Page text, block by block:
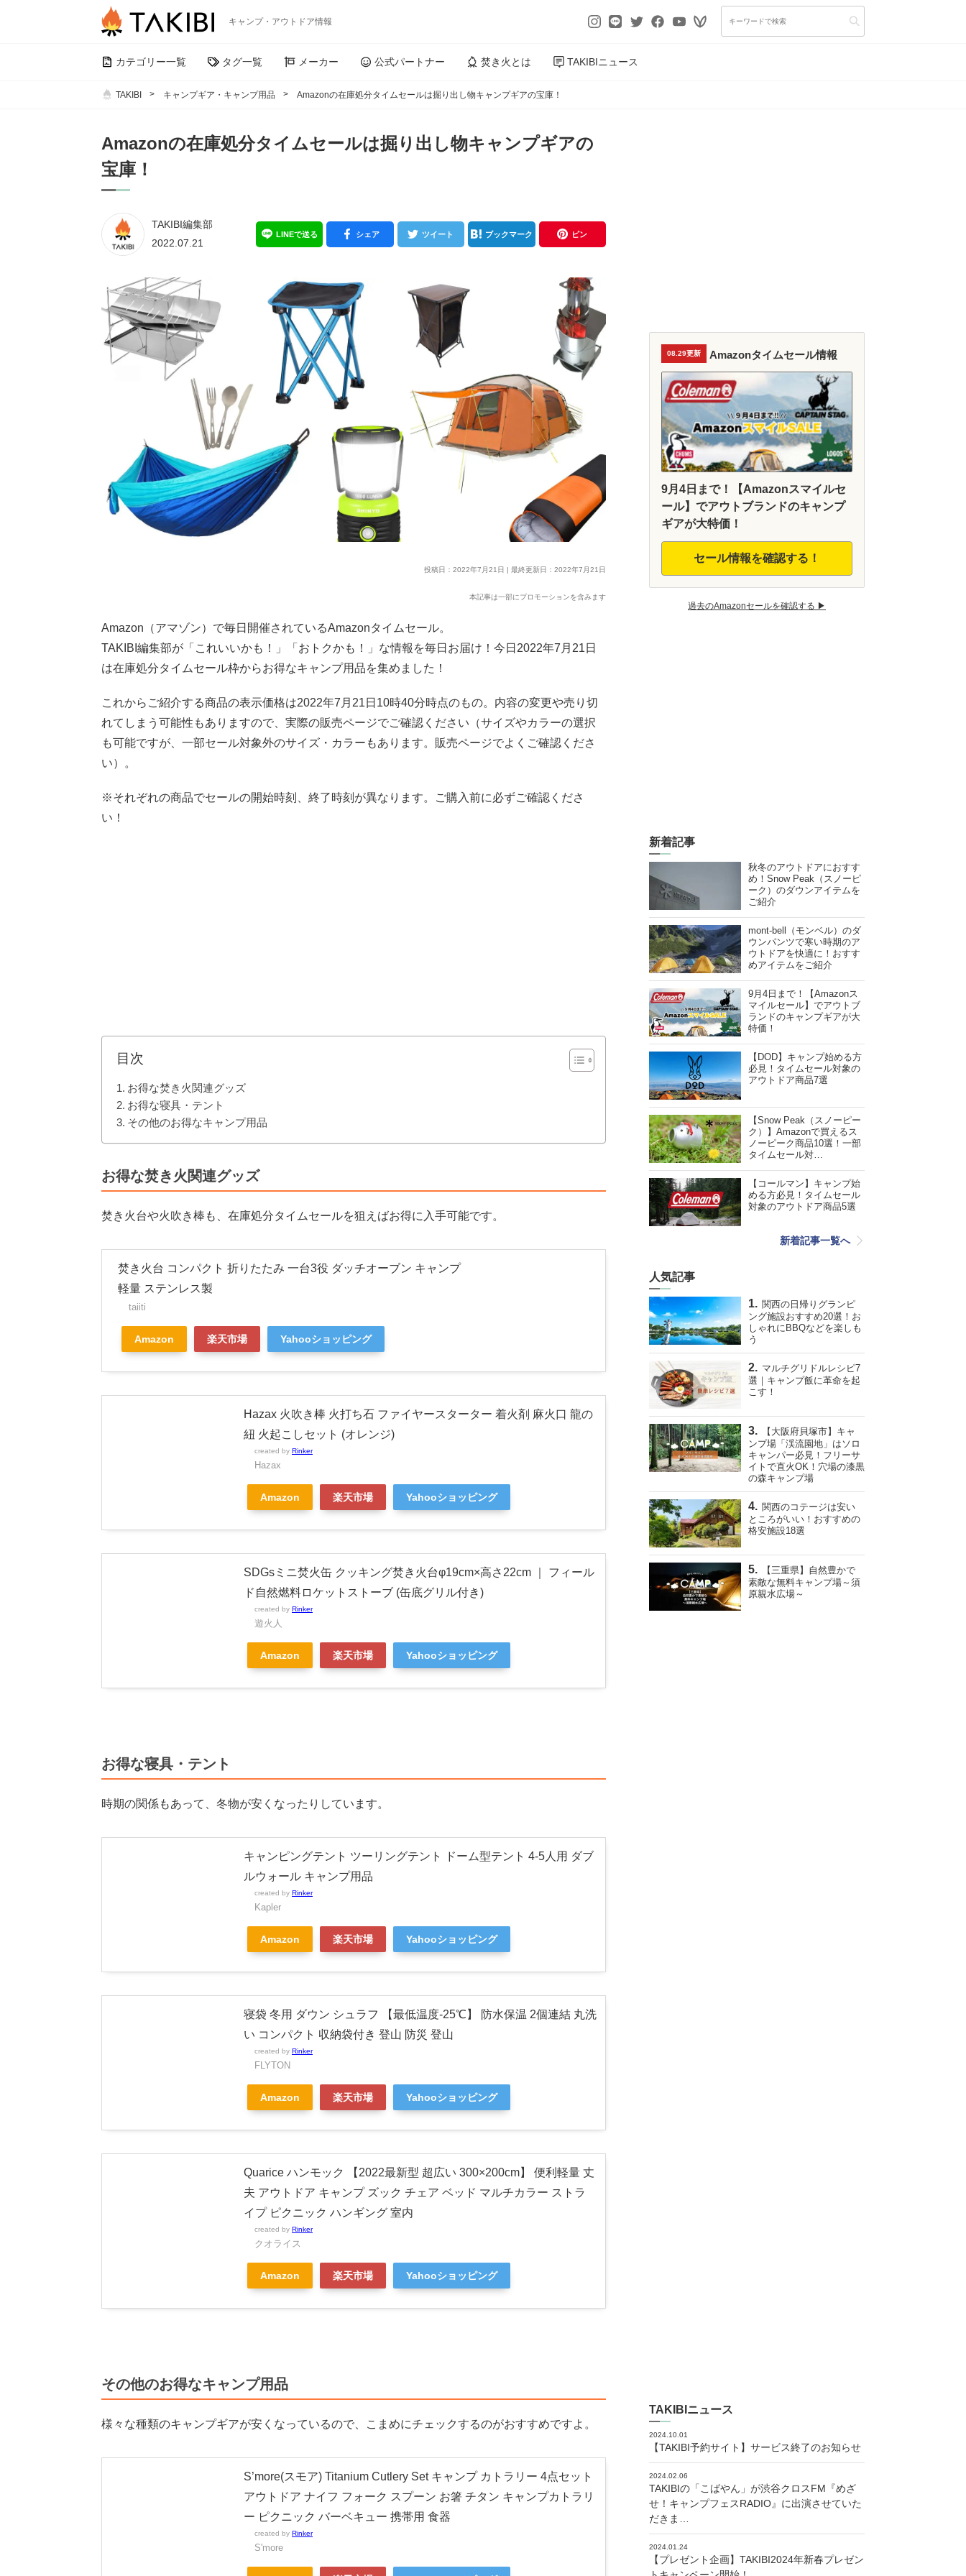
キャンプ・アウトドア情報
カテゴリー一覧 タグ一覧 メーカー 公式パートナー 焚き火とは TAKIBIニュース
TAKIBI キャンプギア・キャンプ用品 Amazonの在庫処分タイムセールは掘り出し物キャンプギアの宝庫！
Amazonの在庫処分タイムセールは掘り出し物キャンプギアの
宝庫！
TAKIBI編集部
2022.07.21
LINEで送る シェア ツイート ブックマーク ピン
投稿日：2022年7月21日 | 最終更新日：2022年7月21日
本記事は一部にプロモーションを含みます
Amazon（アマゾン）で毎日開催されているAmazonタイムセール。
TAKIBI編集部が「これいいかも！」「おトクかも！」な情報を毎日お届け！今日2022年7月21日
は在庫処分タイムセール枠からお得なキャンプ用品を集めました！
これからご紹介する商品の表示価格は2022年7月21日10時40分時点のもの。内容の変更や売り切
れてしまう可能性もありますので、実際の販売ページでご確認ください（サイズやカラーの選択
も可能ですが、一部セール対象外のサイズ・カラーもあります。販売ページでよくご確認くださ
い）。
※それぞれの商品でセールの開始時刻、終了時刻が異なります。ご購入前に必ずご確認くださ
い！
目次
お得な焚き火関連グッズ
お得な寝具・テント
その他のお得なキャンプ用品
お得な焚き火関連グッズ
焚き火台や火吹き棒も、在庫処分タイムセールを狙えばお得に入手可能です。
焚き火台 コンパクト 折りたたみ 一台3役 ダッチオーブン キャンプ
軽量 ステンレス製
taiiti
Amazon 楽天市場 Yahooショッピング
Hazax 火吹き棒 火打ち石 ファイヤースターター 着火剤 麻火口 龍の
紐 火起こしセット (オレンジ)
created by Rinker
Hazax
Amazon 楽天市場 Yahooショッピング
SDGsミニ焚火缶 クッキング焚き火台φ19cm×高さ22cm ｜ フィール
ド自然燃料ロケットストーブ (缶底グリル付き)
created by Rinker
遊火人
Amazon 楽天市場 Yahooショッピング
お得な寝具・テント
時期の関係もあって、冬物が安くなったりしています。
キャンピングテント ツーリングテント ドーム型テント 4-5人用 ダブ
ルウォール キャンプ用品
created by Rinker
Kapler
Amazon 楽天市場 Yahooショッピング
寝袋 冬用 ダウン シュラフ 【最低温度-25℃】 防水保温 2個連結 丸洗
い コンパクト 収納袋付き 登山 防災 登山
created by Rinker
FLYTON
Amazon 楽天市場 Yahooショッピング
Quarice ハンモック 【2022最新型 超広い 300×200cm】 便利軽量 丈
夫 アウトドア キャンプ ズック チェア ベッド マルチカラー ストラ
イプ ピクニック ハンギング 室内
created by Rinker
クオライス
Amazon 楽天市場 Yahooショッピング
その他のお得なキャンプ用品
様々な種類のキャンプギアが安くなっているので、こまめにチェックするのがおすすめですよ。
S’more(スモア) Titanium Cutlery Set キャンプ カトラリー 4点セット
アウトドア ナイフ フォーク スプーン お箸 チタン キャンプカトラリ
ー ピクニック バーベキュー 携帯用 食器
created by Rinker
S'more
08.29更新 Amazonタイムセール情報
9月4日まで！【Amazonスマイルセ
ール】でアウトブランドのキャンプ
ギアが大特価！
セール情報を確認する！
過去のAmazonセールを確認する ▶︎
新着記事
秋冬のアウトドアにおすす
め！Snow Peak（スノーピ
ーク）のダウンアイテムを
ご紹介
mont-bell（モンベル）のダ
ウンパンツで寒い時期のア
ウトドアを快適に！おすす
めアイテムをご紹介
9月4日まで！【Amazonス
マイルセール】でアウトブ
ランドのキャンプギアが大
特価！
【DOD】キャンプ始める方
必見！タイムセール対象の
アウトドア商品7選
【Snow Peak（スノーピー
ク）】Amazonで買えるス
ノーピーク商品10選！一部
タイムセール対…
【コールマン】キャンプ始
める方必見！タイムセール
対象のアウトドア商品5選
新着記事一覧へ
人気記事
関西の日帰りグランピ
ング施設おすすめ20選！お
しゃれにBBQなどを楽しも
う
マルチグリドルレシピ7
選｜キャンプ飯に革命を起
こす！
【大阪府貝塚市】キャ
ンプ場「渓流園地」はソロ
キャンパー必見！フリーサ
イトで直火OK！穴場の漆黒
の森キャンプ場
関西のコテージは安い
ところがいい！おすすめの
格安施設18選
【三重県】自然豊かで
素敵な無料キャンプ場～須
原親水広場～
TAKIBIニュース
2024.10.01
【TAKIBI予約サイト】サービス終了のお知らせ
2024.02.06
TAKIBIの「こばやん」が渋谷クロスFM『めざ
せ！キャンプフェスRADIO』に出演させていた
だきま…
2024.01.24
【プレゼント企画】TAKIBI2024年新春プレゼン